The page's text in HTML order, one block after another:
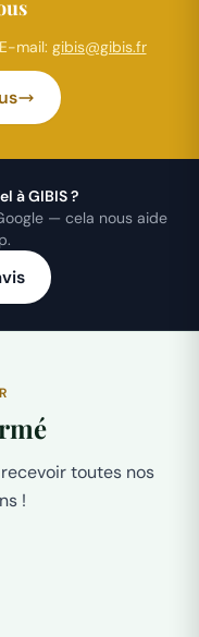
mail: gibis@gibis.fr
à GIBIS ?
— cela nous aide
toutes nos
!